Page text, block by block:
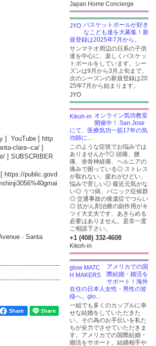
] YouTube [ http
clara--ca/ ]
] SUBSCRIBER
https://public.govd
· Santa
Share
Japan Home Concierge
バスケットボールが好き
なこども達を大募集！新
規登録は2025年7月から。
サンマテオ周辺の日系の子供
達を中心に、楽しくバスケッ
トボールをしています。シー
ズンは9月から3月上旬まで。
次のシーズンの新規登録は20
25年7月から始まります。
JYO
オンライン気功教室
開催中！ San Jose
にて、医療気功一筋17年の気
功師に...
このような症状でお悩みでは
ありませんか?◎ 頭痛、腰
痛、坐骨神経痛、ヘルニアの
痛みで困っている◎ ストレス
が取れない、疲れがひどい、
悩みで苦しい◎ 最近元気がな
い◎ うつ病、パニック症候群
◎ 交通事故の後遺症でつらい
◎ 抗がん剤治療の副作用がキ
ツイ大丈夫です、あきらめる
必要はありません。是非一度
ご相談下さい。
+1 (408) 332-4608
Kikoh-in
アメリカでの国
際結婚・婚活を
サポート！海外
在住の日本人女性・男性の皆
様へ。glo...
一組でも多くのカップルに幸
せな結婚をしていただきた
い。その為のお手伝いを私た
ちが全力でさせていただきま
す。アメリカでの国際結婚・
婚活をサポート。結婚相手や